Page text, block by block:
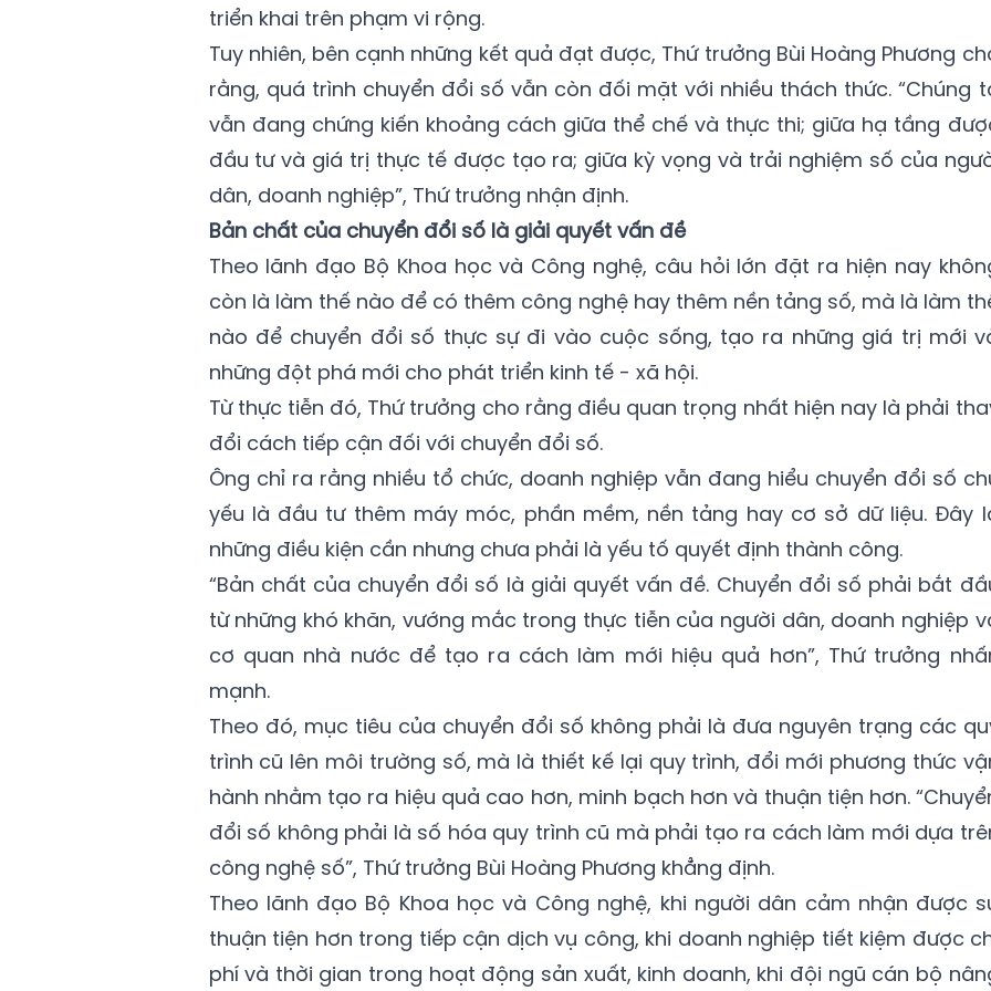
triển khai trên phạm vi rộng.
Tuy nhiên, bên cạnh những kết quả đạt được, Thứ trưởng Bùi Hoàng Phương
rằng, quá trình chuyển đổi số vẫn còn đối mặt với nhiều thách thức. “Chúng
vẫn đang chứng kiến khoảng cách giữa thể chế và thực thi; giữa hạ tầng
đầu tư và giá trị thực tế được tạo ra; giữa kỳ vọng và trải nghiệm số của
dân, doanh nghiệp”, Thứ trưởng nhận định.
Bản chất của chuyển đổi số là giải quyết vấn đề
Theo lãnh đạo Bộ Khoa học và Công nghệ, câu hỏi lớn đặt ra hiện nay
còn là làm thế nào để có thêm công nghệ hay thêm nền tảng số, mà là làm
nào để chuyển đổi số thực sự đi vào cuộc sống, tạo ra những giá trị mới
những đột phá mới cho phát triển kinh tế - xã hội.
Từ thực tiễn đó, Thứ trưởng cho rằng điều quan trọng nhất hiện nay là phải
đổi cách tiếp cận đối với chuyển đổi số.
Ông chỉ ra rằng nhiều tổ chức, doanh nghiệp vẫn đang hiểu chuyển đổi số
yếu là đầu tư thêm máy móc, phần mềm, nền tảng hay cơ sở dữ liệu. Đây
những điều kiện cần nhưng chưa phải là yếu tố quyết định thành công.
“Bản chất của chuyển đổi số là giải quyết vấn đề. Chuyển đổi số phải bắt
từ những khó khăn, vướng mắc trong thực tiễn của người dân, doanh nghiệp
cơ quan nhà nước để tạo ra cách làm mới hiệu quả hơn”, Thứ trưởng
mạnh.
Theo đó, mục tiêu của chuyển đổi số không phải là đưa nguyên trạng các
trình cũ lên môi trường số, mà là thiết kế lại quy trình, đổi mới phương thức
hành nhằm tạo ra hiệu quả cao hơn, minh bạch hơn và thuận tiện hơn.
đổi số không phải là số hóa quy trình cũ mà phải tạo ra cách làm mới dựa
công nghệ số”, Thứ trưởng Bùi Hoàng Phương khẳng định.
Theo lãnh đạo Bộ Khoa học và Công nghệ, khi người dân cảm nhận được
thuận tiện hơn trong tiếp cận dịch vụ công, khi doanh nghiệp tiết kiệm được
phí và thời gian trong hoạt động sản xuất, kinh doanh, khi đội ngũ cán bộ